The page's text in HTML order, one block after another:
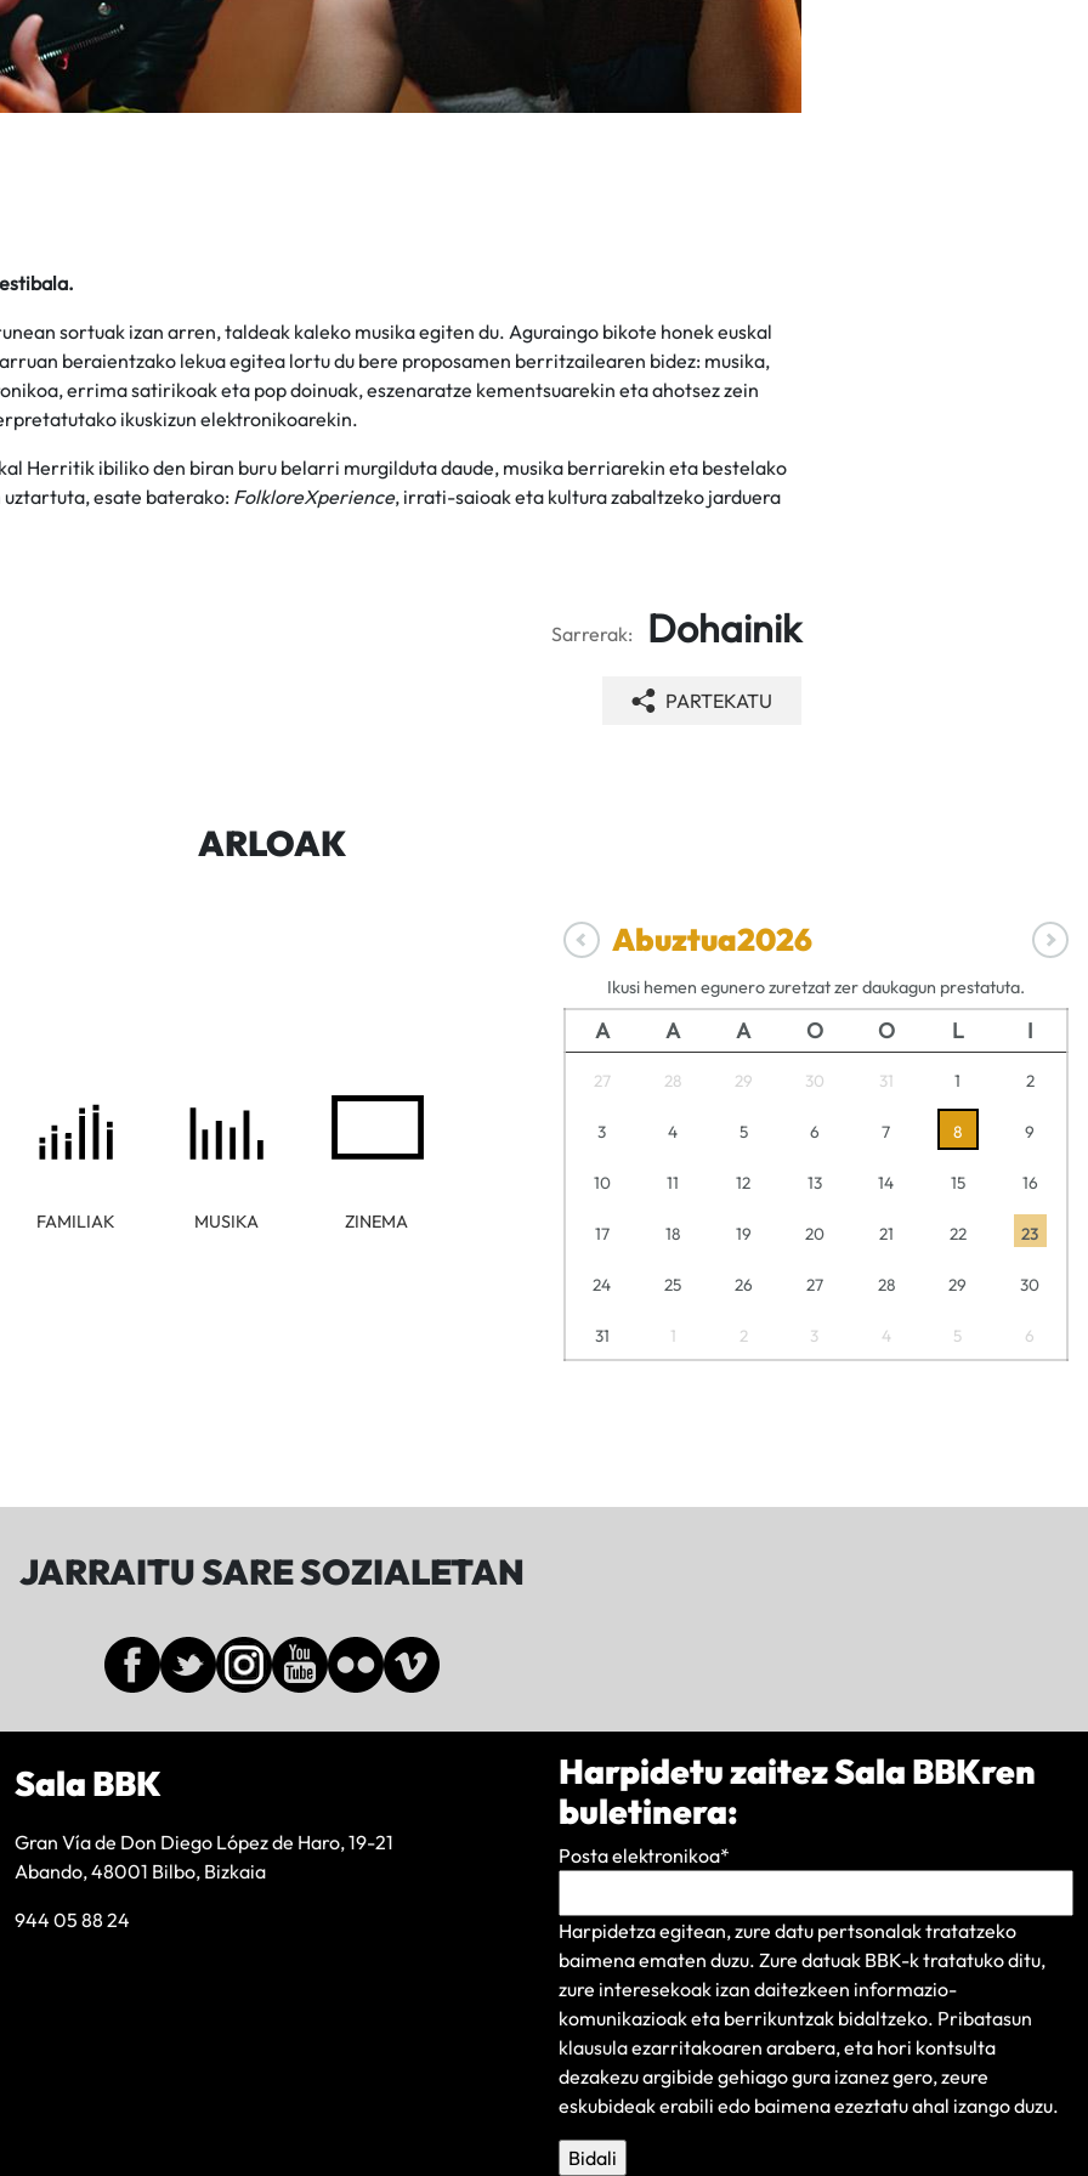
sortuak izan arren, taldeak kaleko musika egiten du. Aguraingo bikote honek euskal
beraientzako lekua egitea lortu du bere proposamen berritzailearen bidez: musika,
errima satirikoak eta pop doinuak, eszenaratze kementsuarekin eta ahotsez zein
ikuskizun elektronikoarekin.
Herritik ibiliko den biran buru belarri murgilduta daude, musika berriarekin eta bestelako
uztartuta, esate baterako: FolkloreXperience, irrati-saioak eta kultura zabaltzeko jarduera
Sarrerak: Dohainik
PARTEKATU
ARLOAK
FAMILIAK MUSIKA ZINEMA
Abuztua2026
Ikusi hemen egunero zuretzat zer daukagun prestatuta.
A A A O O L I
27 28 29 30 31 1 2
3 4 5 6 7 8 9
10 11 12 13 14 15 16
17 18 19 20 21 22 23
24 25 26 27 28 29 30
31 1 2 3 4 5 6
JARRAITU SARE SOZIALETAN
Sala BBK
Gran Vía de Don Diego López de Haro, 19-21
Abando, 48001 Bilbo, Bizkaia
944 05 88 24
Harpidetu zaitez Sala BBKren
buletinera:
Posta elektronikoa*
Harpidetza egitean, zure datu pertsonalak tratatzeko
baimena ematen duzu. Zure datuak BBK-k tratatuko ditu,
zure interesekoak izan daitezkeen informazio-
komunikazioak eta berrikuntzak bidaltzeko. Pribatasun
klausulaezarritakoaren arabera, eta hori kontsulta
dezakezu argibide gehiago gura izanez gero, zeure
eskubideak erabili edo baimena ezeztatu ahal izango duzu.